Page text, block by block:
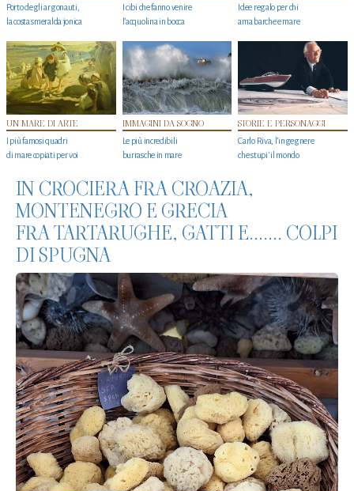
Porto degli argonauti,
la costa smeralda jonica
I cibi che fanno venire
l’acquolina in bocca
Idee regalo per chi
ama barche e mare
UN MARE DI ARTE
I più famosi quadri
di mare copiati per voi
IMMAGINI DA SOGNO
Le più incredibili
burrasche in mare
STORIE E PERSONAGGI
Carlo Riva, l’ingegnere
che stupi' il mondo
IN CROCIERA FRA CROAZIA,
MONTENEGRO E GRECIA
FRA TARTARUGHE, GATTI E....... COLPI
DI SPUGNA